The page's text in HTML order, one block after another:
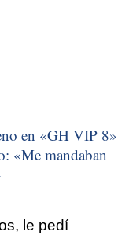
en «GH VIP 8»
«Me mandaban
le pedí